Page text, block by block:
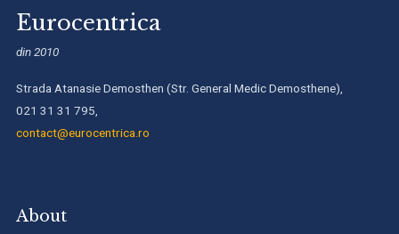
Eurocentrica
din 2010
Strada Atanasie Demosthen (Str. General Medic Demosthene),
021 31 31 795,
contact@eurocentrica.ro
About